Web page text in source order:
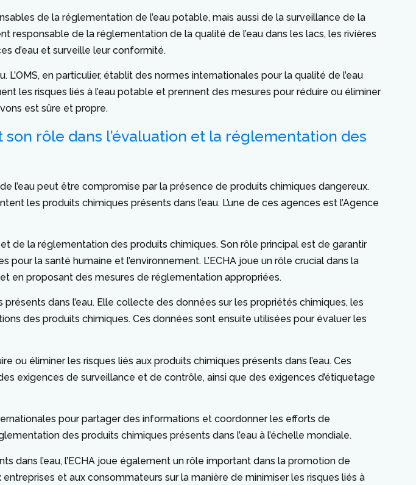
de la réglementation de l’eau potable, mais aussi de la surveillance de la
responsable de la réglementation de la qualité de l’eau dans les lacs, les rivières
d’eau et surveille leur conformité.
en particulier, établit des normes internationales pour la qualité de l’eau
les risques liés à l’eau potable et prennent des mesures pour réduire ou éliminer
est sûre et propre.
rôle dans l’évaluation et la réglementation des
l’eau peut être compromise par la présence de produits chimiques dangereux.
les produits chimiques présents dans l’eau. L’une de ces agences est l’Agence
et de la réglementation des produits chimiques. Son rôle principal est de garantir
la santé humaine et l’environnement. L’ECHA joue un rôle crucial dans la
en proposant des mesures de réglementation appropriées.
dans l’eau. Elle collecte des données sur les propriétés chimiques, les
des produits chimiques. Ces données sont ensuite utilisées pour évaluer les
ou éliminer les risques liés aux produits chimiques présents dans l’eau. Ces
exigences de surveillance et de contrôle, ainsi que des exigences d’étiquetage
pour partager des informations et coordonner les efforts de
des produits chimiques présents dans l’eau à l’échelle mondiale.
dans l’eau, l’ECHA joue également un rôle important dans la promotion de
et aux consommateurs sur la manière de minimiser les risques liés à